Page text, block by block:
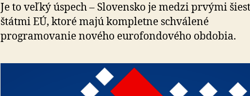
Je to veľký úspech – Slovensko je medzi prvými
štátmi EÚ, ktoré majú kompletne schválené
programovanie nového eurofondového obdobia.